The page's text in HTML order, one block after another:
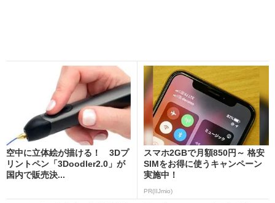
空中に立体絵が描ける！ 3Dプ
リントペン「3Doodler2.0」が
国内で販売決...
スマホ2GBで月額850円～ 格安
SIMをお得に使うキャンペーン
実施中！
PR(IIJmio)